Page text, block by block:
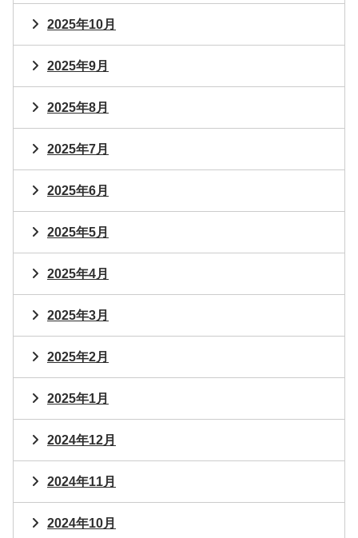
2025年10月
2025年9月
2025年8月
2025年7月
2025年6月
2025年5月
2025年4月
2025年3月
2025年2月
2025年1月
2024年12月
2024年11月
2024年10月